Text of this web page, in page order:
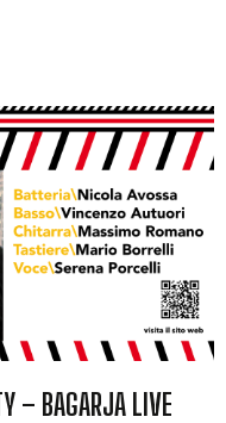
– BAGARJA LIVE